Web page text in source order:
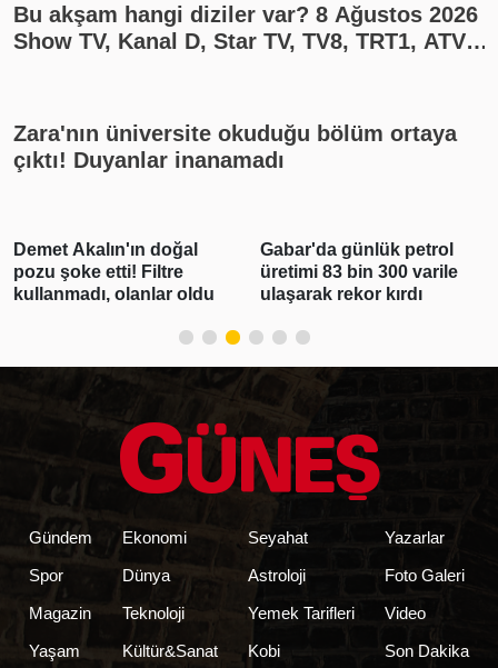
Bu akşam hangi diziler var? 8 Ağustos 2026
Show TV, Kanal D, Star TV, TV8, TRT1, ATV
Zara'nın üniversite okuduğu bölüm ortaya
çıktı! Duyanlar inanamadı
Demet Akalın'ın doğal
pozu şoke etti! Filtre
kullanmadı, olanlar oldu
Gabar'da günlük petrol
üretimi 83 bin 300 varile
ulaşarak rekor kırdı
Gündem
Spor
Magazin
Yaşam
Ekonomi
Dünya
Teknoloji
Kültür&Sanat
Seyahat
Astroloji
Yemek Tarifleri
Kobi
Yazarlar
Foto Galeri
Video
Son Dakika